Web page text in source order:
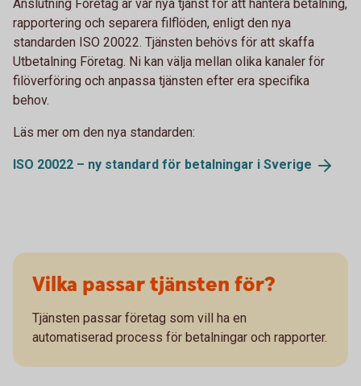
Anslutning Företag är vår nya tjänst för att hantera betalning,
rapportering och separera filflöden, enligt den nya
standarden ISO 20022. Tjänsten behövs för att skaffa
Utbetalning Företag. Ni kan välja mellan olika kanaler för
filöverföring och anpassa tjänsten efter era specifika
behov.
Läs mer om den nya standarden:
ISO 20022 – ny standard för betalningar i Sverige
Vilka passar tjänsten för?
Tjänsten passar företag som vill ha en
automatiserad process för betalningar och rapporter.